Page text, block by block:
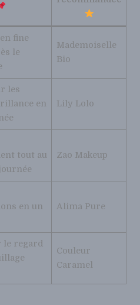
fine
le
Mademoiselle
Bio
les
en
Lily Lolo
tout au
Zao Makeup
en un
Alima Pure
le regard
Couleur
Caramel